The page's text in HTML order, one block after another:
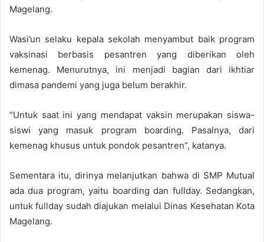
Magelang.
Wasi’un selaku kepala sekolah menyambut baik program
vaksinasi berbasis pesantren yang diberikan oleh
kemenag. Menurutnya, ini menjadi bagian dari ikhtiar
dimasa pandemi yang juga belum berakhir.
“Untuk saat ini yang mendapat vaksin merupakan siswa-
siswi yang masuk program boarding. Pasalnya, dari
kemenag khusus untuk pondok pesantren”, katanya.
Sementara itu, dirinya melanjutkan bahwa di SMP Mutual
ada dua program, yaitu boarding dan fullday. Sedangkan,
untuk fullday sudah diajukan melalui Dinas Kesehatan Kota
Magelang.